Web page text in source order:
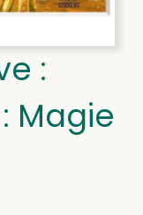
:
Magie